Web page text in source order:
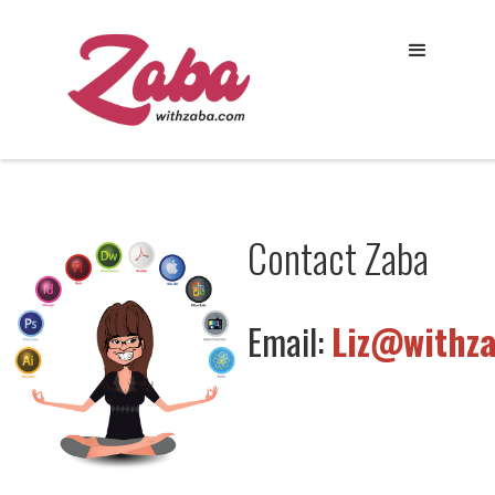
Contact Zaba
Email: